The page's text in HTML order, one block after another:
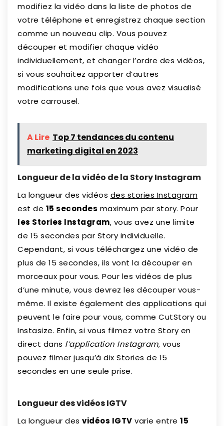
modifiez la vidéo dans la liste de photos de
votre téléphone et enregistrez chaque section
comme un nouveau clip. Vous pouvez
découper et modifier chaque vidéo
individuellement, et changer l’ordre des vidéos,
si vous souhaitez apporter d’autres
modifications une fois que vous avez visualisé
votre carrousel.
A Lire Top 7 tendances du contenu
marketing digital en 2023
Longueur de la vidéo de la Story Instagram
La longueur des vidéos des stories Instagram
est de 15 secondes maximum par story. Pour
les Stories Instagram, vous avez une limite
de 15 secondes par Story individuelle.
Cependant, si vous téléchargez une vidéo de
plus de 15 secondes, ils vont la découper en
morceaux pour vous. Pour les vidéos de plus
d’une minute, vous devrez les découper vous-
même. Il existe également des applications qui
peuvent le faire pour vous, comme CutStory ou
Instasize. Enfin, si vous filmez votre Story en
direct dans l’application Instagram, vous
pouvez filmer jusqu’à dix Stories de 15
secondes en une seule prise.
Longueur des vidéos IGTV
La longueur des vidéos IGTV varie entre 15